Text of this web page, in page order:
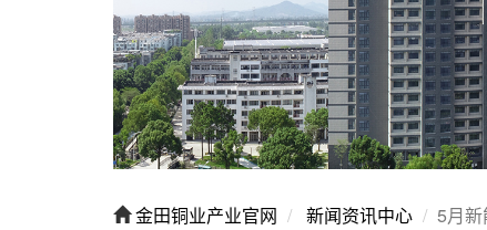
金田铜业产业官网 新闻资讯中心 5月新